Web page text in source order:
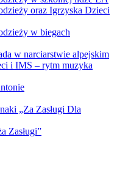
oraz Igrzyska Dzieci
w biegach
w narciarstwie alpejskim
i IMS – rytm muzyka
„Za Zasługi Dla
Zasługi”